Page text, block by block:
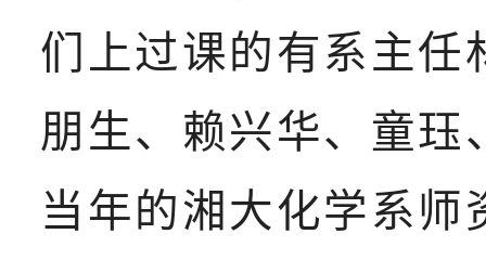
们上过课的有系主任
朋生、赖兴华、童珏
当年的湘大化学系